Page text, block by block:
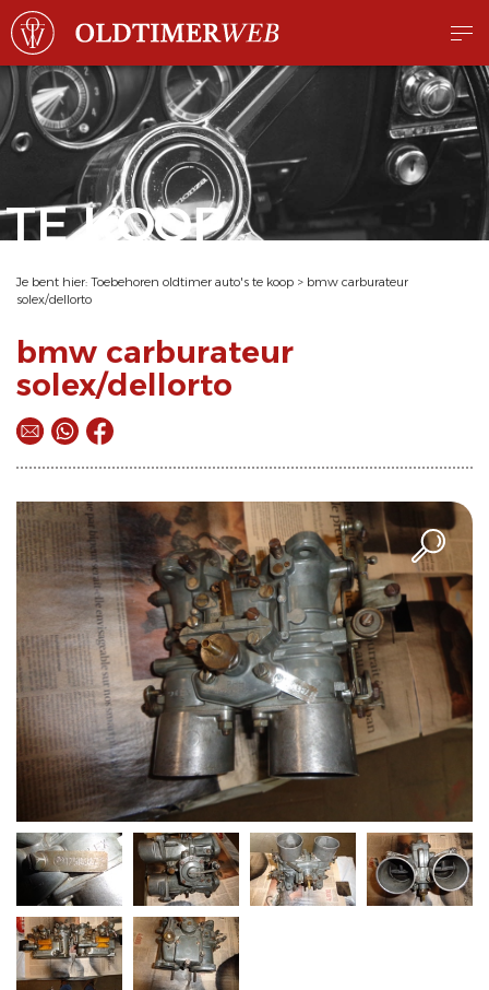
TE KOOP
Je bent hier: Toebehoren oldtimer auto's te koop > bmw carburateur
solex/dellorto
bmw carburateur
solex/dellorto